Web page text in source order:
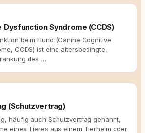
Dysfunction Syndrome (CCDS)
beim Hund (Canine Cognitive
CCDS) ist eine altersbedingte,
des …
(Schutzvertrag)
häufig auch Schutzvertrag genannt,
eines Tieres aus einem Tierheim oder